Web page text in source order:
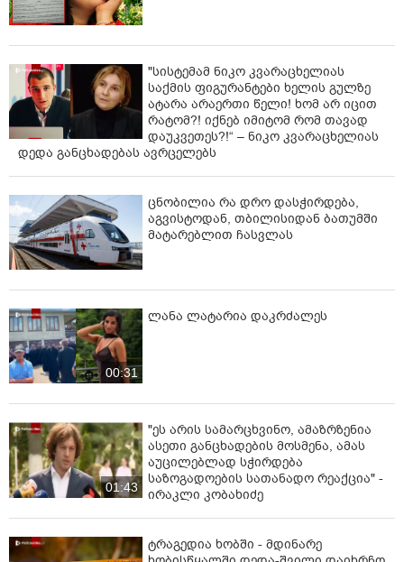
"სისტემამ ნიკო კვარაცხელიას
საქმის ფიგურანტები ხელის გულზე
ატარა არაერთი წელი! ხომ არ იცით
რატომ?! იქნებ იმიტომ რომ თავად
დაუკვეთეს?!“ – ნიკო კვარაცხელიას
დედა განცხადებას ავრცელებს
ცნობილია რა დრო დასჭირდება,
აგვისტოდან, თბილისიდან ბათუმში
მატარებლით ჩასვლას
00:31
ლანა ლატარია დაკრძალეს
01:43
"ეს არის სამარცხვინო, ამაზრზენია
ასეთი განცხადების მოსმენა, ამას
აუცილებლად სჭირდება
საზოგადოების სათანადო რეაქცია" -
ირაკლი კობახიძე
ტრაგედია ხობში - მდინარე